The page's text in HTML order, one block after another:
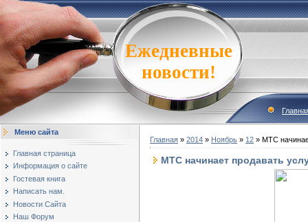
Ежедневные
новости!
Меню сайта
Главная страница
Информация о сайте
Гостевая книга
Написать нам.
Новости Сайта
Наш Форум
Главная » 2014 » Ноябрь » 12 » МТС
МТС начинает продавать